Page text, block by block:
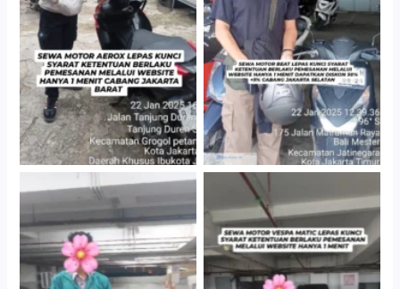
Cabang Jakarta Barat
Gedung Parkir P6A